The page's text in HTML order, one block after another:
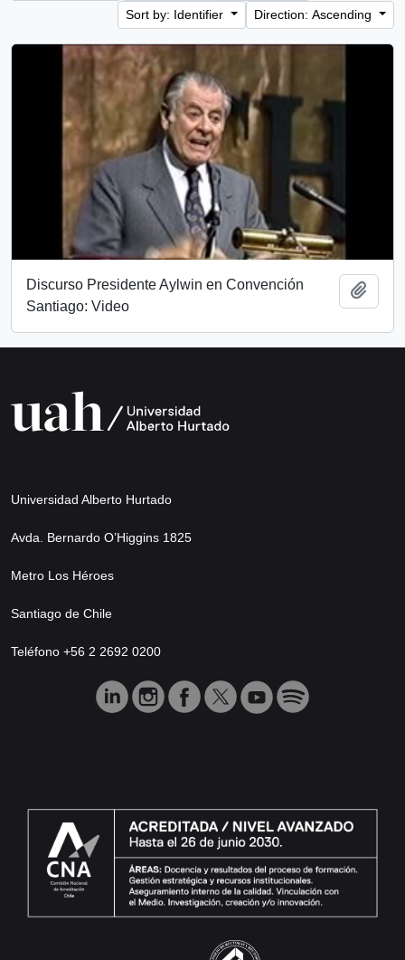
Sort by: Identifier
Direction: Ascending
Discurso Presidente Aylwin en Convención
Santiago: Video
Universidad Alberto Hurtado
Avda. Bernardo O’Higgins 1825
Metro Los Héroes
Santiago de Chile
Teléfono +56 2 2692 0200